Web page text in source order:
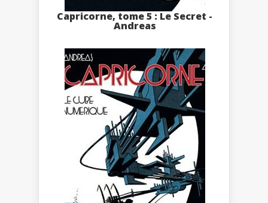
Capricorne, tome 5 : Le Secret -
Andreas